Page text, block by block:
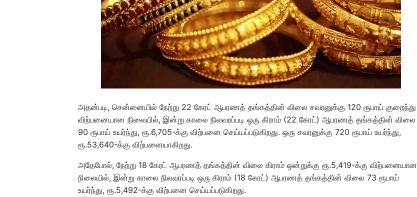
அதன்படி, சென்னையில் நேற்று 22 கேரட் ஆபரணத் தங்கத்தின் விலை சவரனுக்கு 120 ரூபாய் குறைந்து
விற்பனையான நிலையில், இன்று காலை நிலவரப்படி ஒரு கிராம் (22 கேரட்) ஆபரணத் தங்கத்தின் விலை
90 ரூபாய் உயர்ந்து, ரூ.6,705-க்கு விற்பனை செய்யப்படுகிறது. ஒரு சவரனுக்கு 720 ரூபாய் உயர்ந்து,
ரூ.53,640-க்கு விற்பனையாகிறது.
அதேபோல், நேற்று 18 கேரட் ஆபரணத் தங்கத்தின் விலை கிராம் ஒன்றுக்கு ரூ.5,419-க்கு விற்பனையான
நிலையில், இன்று காலை நிலவரப்படி ஒரு கிராம் (18 கேரட்) ஆபரணத் தங்கத்தின் விலை 73 ரூபாய்
உயர்ந்து, ரூ.5,492-க்கு விற்பனை செய்யப்படுகிறது.